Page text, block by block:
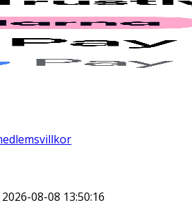
2026-08-08 13:50:16